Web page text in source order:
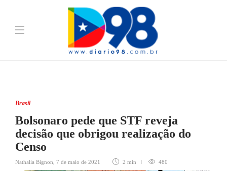
Brasil
Bolsonaro pede que STF reveja
decisão que obrigou realização do
Censo
Nathalia Bignon 7 de maio de 2021 2 min 480